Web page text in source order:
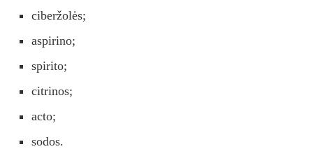
ciberžolės;
aspirino;
spirito;
citrinos;
acto;
sodos.